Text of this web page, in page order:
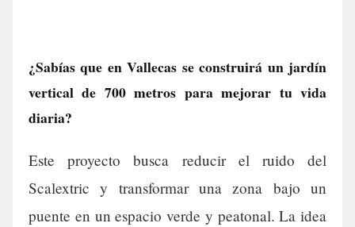
¿Sabías que en Vallecas se construirá un jardín
vertical de 700 metros para mejorar tu vida
diaria?
Este proyecto busca reducir el ruido del
Scalextric y transformar una zona bajo un
puente en un espacio verde y peatonal. La idea